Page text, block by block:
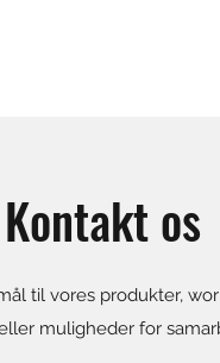
Kontakt os
til vores produkter,
muligheder for